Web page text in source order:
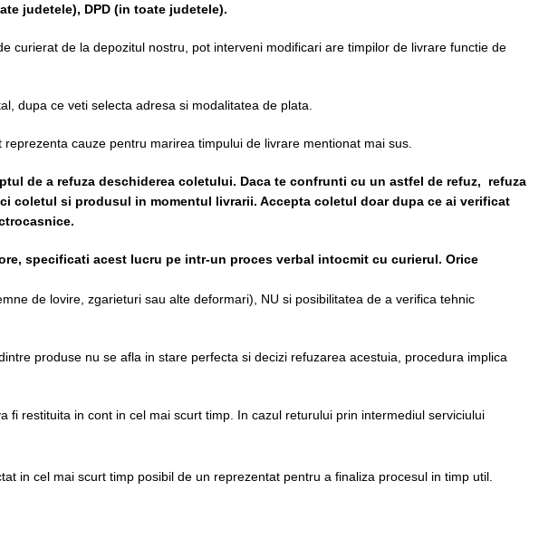
judetele), DPD (in toate judetele).
curierat de la depozitul nostru, pot interveni modificari are timpilor de livrare functie de
dupa ce veti selecta adresa si modalitatea de plata.
cauze pentru marirea timpului de livrare mentionat mai sus.
de a refuza deschiderea coletului. Daca te confrunti cu un astfel de refuz, refuza
coletul si produsul in momentul livrarii. Accepta coletul doar dupa ce ai verificat
specificati acest lucru pe intr-un proces verbal intocmit cu curierul. Orice
de lovire, zgarieturi sau alte deformari), NU si posibilitatea de a verifica tehnic
produse nu se afla in stare perfecta si decizi refuzarea acestuia, procedura implica
restituita in cont in cel mai scurt timp. In cazul returului prin intermediul serviciului
in cel mai scurt timp posibil de un reprezentat pentru a finaliza procesul in timp util.